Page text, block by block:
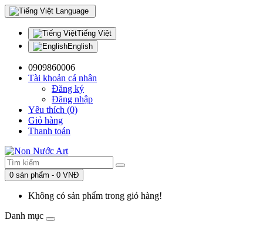
Language
Tiếng Việt
English
0909860006
Tài khoản cá nhân
Đăng ký
Đăng nhập
Yêu thích (0)
Giỏ hàng
Thanh toán
0 sản phẩm - 0 VNĐ
Không có sản phẩm trong giỏ hàng!
Danh mục